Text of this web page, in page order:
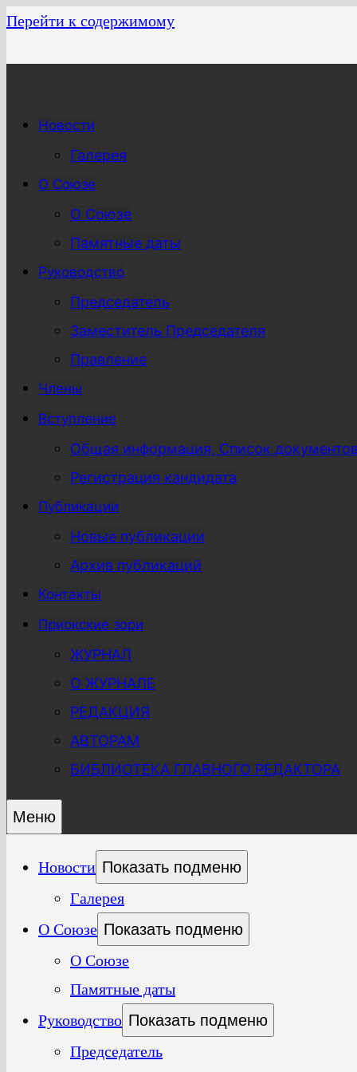
Перейти к содержимому
Новости
Галерея
О Союзе
О Союзе
Памятные даты
Руководство
Председатель
Заместитель Председателя
Правление
Члены
Вступление
Общая информация, Список
Регистрация кандидата
Публикации
Новые публикации
Архив публикаций
Контакты
Приокские зори
ЖУРНАЛ
О ЖУРНАЛЕ
РЕДАКЦИЯ
АВТОРАМ
БИБЛИОТЕКА ГЛАВНОГО РЕДАКТОРА
Меню
Новости Показать подменю
Галерея
О Союзе Показать подменю
О Союзе
Памятные даты
Руководство Показать подменю
Председатель